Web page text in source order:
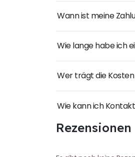
Wann ist meine
Wie lange habe ich
Wer trägt die
Wie kann ich
Rezensionen